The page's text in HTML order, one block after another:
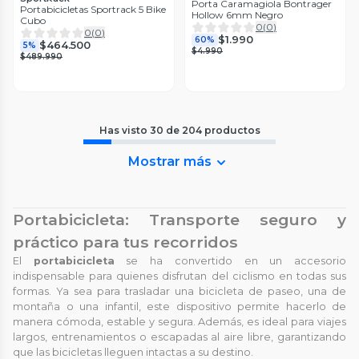
Portabicicletas Sportrack 5 Bike
Cubo
0(0)
5% $464.500
$489.990
Porta Caramagiola Bontrager
Hollow 6mm Negro
0(0)
60% $1.990
$4.990
Has visto 30 de 204 productos
Mostrar más
Portabicicleta: Transporte seguro y
práctico para tus recorridos
El portabicicleta se ha convertido en un accesorio
indispensable para quienes disfrutan del ciclismo en todas sus
formas. Ya sea para trasladar una bicicleta de paseo, una de
montaña o una infantil, este dispositivo permite hacerlo de
manera cómoda, estable y segura. Además, es ideal para viajes
largos, entrenamientos o escapadas al aire libre, garantizando
que las bicicletas lleguen intactas a su destino.